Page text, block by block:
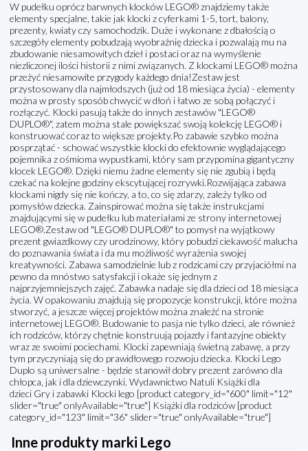
W pudełku oprócz barwnych klocków LEGO® znajdziemy także
elementy specjalne, takie jak klocki z cyferkami 1-5, tort, balony,
prezenty, kwiaty czy samochodzik. Duże i wykonane z dbałością o
szczegóły elementy pobudzają wyobraźnię dziecka i pozwalają mu na
zbudowanie niesamowitych dzieł i postaci oraz na wymyślenie
niezliczonej ilości historii z nimi związanych. Z klockami LEGO® można
przeżyć niesamowite przygody każdego dnia!Zestaw jest
przystosowany dla najmłodszych (już od 18 miesiąca życia) - elementy
można w prosty sposób chwycić w dłoń i łatwo ze sobą połączyć i
rozłączyć. Klocki pasują także do innych zestawów "LEGO®
DUPLO®", zatem można stale powiększać swoją kolekcję LEGO® i
konstruować coraz to większe projekty.Po zabawie szybko można
posprzątać - schować wszystkie klocki do efektownie wyglądającego
pojemnika z ośmioma wypustkami, który sam przypomina gigantyczny
klocek LEGO®. Dzięki niemu żadne elementy się nie zgubią i będą
czekać na kolejne godziny ekscytującej rozrywki.Rozwijająca zabawa
klockami nigdy się nie kończy, a to, co się zdarzy, zależy tylko od
pomysłów dziecka. Zainspirować można się także instrukcjami
znajdującymi się w pudełku lub materiałami ze strony internetowej
LEGO®.Zestaw od "LEGO® DUPLO®" to pomysł na wyjątkowy
prezent gwiazdkowy czy urodzinowy, który pobudzi ciekawość malucha
do poznawania świata i da mu możliwość wyrażenia swojej
kreatywności. Zabawa samodzielnie lub z rodzicami czy przyjaciółmi na
pewno da mnóstwo satysfakcji i okaże się jednym z
najprzyjemniejszych zajęć. Zabawka nadaje się dla dzieci od 18 miesiąca
życia. W opakowaniu znajdują się propozycje konstrukcji, które można
stworzyć, a jeszcze więcej projektów można znaleźć na stronie
internetowej LEGO®. Budowanie to pasja nie tylko dzieci, ale również
ich rodziców, którzy chętnie konstruują pojazdy i fantazyjne obiekty
wraz ze swoimi pociechami. Klocki zapewniają świetną zabawę, a przy
tym przyczyniają się do prawidłowego rozwoju dziecka. Klocki Lego
Duplo są uniwersalne - będzie stanowił dobry prezent zarówno dla
chłopca, jak i dla dziewczynki. Wydawnictwo Natuli Książki dla
dzieci Gry i zabawki Klocki lego [product category_id="600" limit="12"
slider="true" onlyAvailable="true"] Książki dla rodziców [product
category_id="123" limit="36" slider="true" onlyAvailable="true"]
Inne produkty marki Lego